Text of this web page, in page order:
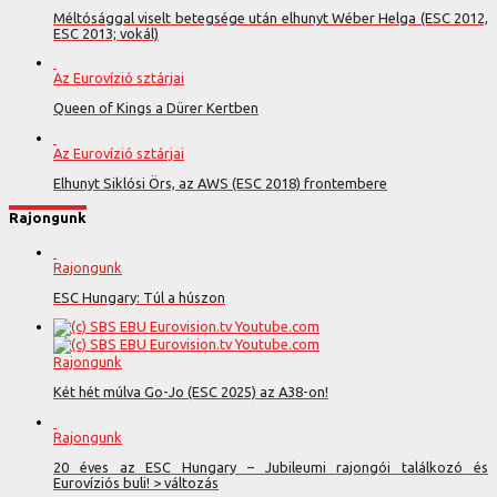
Méltósággal viselt betegsége után elhunyt Wéber Helga (ESC 2012,
ESC 2013; vokál)
Az Eurovízió sztárjai
Queen of Kings a Dürer Kertben
Az Eurovízió sztárjai
Elhunyt Siklósi Örs, az AWS (ESC 2018) frontembere
Rajongunk
Rajongunk
ESC Hungary: Túl a húszon
Rajongunk
Két hét múlva Go-Jo (ESC 2025) az A38-on!
Rajongunk
20 éves az ESC Hungary – Jubileumi rajongói találkozó és
Eurovíziós buli! > változás